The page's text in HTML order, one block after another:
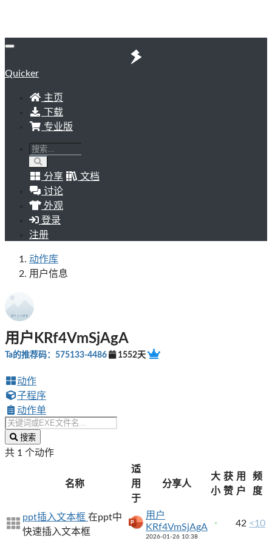
Quicker
主页
下载
专业版
分享
文档
讨论
外观
登录
注册
动作库
用户信息
用户KRf4VmSjAgA
Ta的推荐码：575133-4486 1552天
动作
子程序
动作单
搜索
共 1 个动作
名称
适
用
于
分享人
大
小
获
赞
用
户
频
度
ppt插入文本框 在ppt中
快速插入文本框
用户
KRf4VmSjAgA
2026-01-26 10:38
42 <10